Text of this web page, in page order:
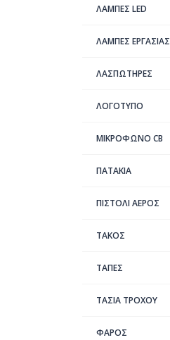
ΛΑΜΠΕΣ LED
ΛΑΜΠΕΣ ΕΡΓΑΣΙΑΣ
ΛΑΣΠΩΤΗΡΕΣ
ΛΟΓΟΤΥΠΟ
ΜΙΚΡΟΦΩΝΟ CB
ΠΑΤΑΚΙΑ
ΠΙΣΤΟΛΙ ΑΕΡΟΣ
ΤΑΚΟΣ
ΤΑΠΕΣ
ΤΑΣΙΑ ΤΡΟΧΟΥ
ΦΑΡΟΣ